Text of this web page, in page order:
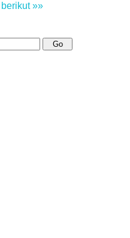
berikut »»